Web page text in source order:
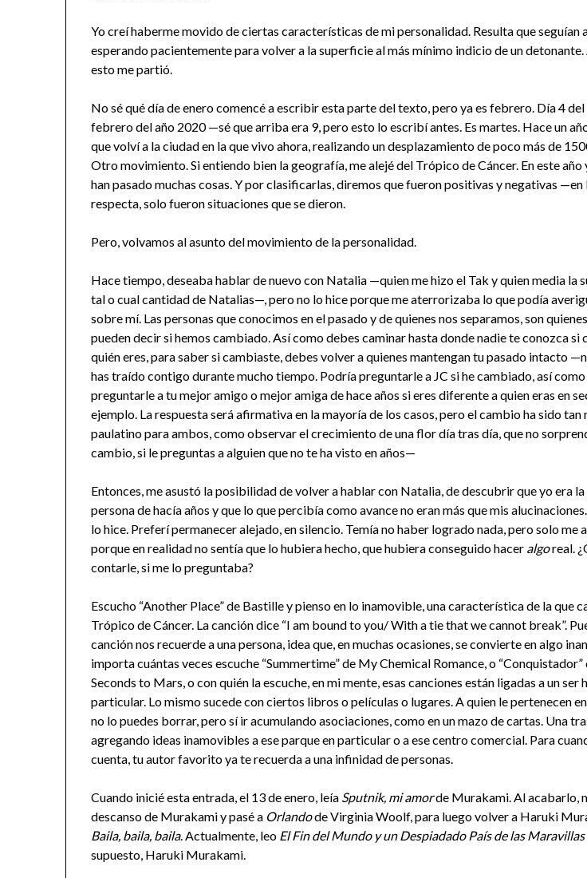
Yo creí haberme movido de ciertas características de mi personalidad. Resulta que seguían
esperando pacientemente para volver a la superficie al más mínimo indicio de un
esto me partió.
No sé qué día de enero comencé a escribir esta parte del texto, pero ya es febrero. Día 4 del
febrero del año 2020 —sé que arriba era 9, pero esto lo escribí antes. Es martes. Hace un
que volví a la ciudad en la que vivo ahora, realizando un desplazamiento de poco más de
Otro movimiento. Si entiendo bien la geografía, me alejé del Trópico de Cáncer. En este año
han pasado muchas cosas. Y por clasificarlas, diremos que fueron positivas y negativas —en
respecta, solo fueron situaciones que se dieron.
Pero, volvamos al asunto del movimiento de la personalidad.
Hace tiempo, deseaba hablar de nuevo con Natalia —quien me hizo el Tak y quien media la
tal o cual cantidad de Natalias—, pero no lo hice porque me aterrorizaba lo que podía
sobre mí. Las personas que conocimos en el pasado y de quienes nos separamos, son
pueden decir si hemos cambiado. Así como debes caminar hasta donde nadie te conozca si
quién eres, para saber si cambiaste, debes volver a quienes mantengan tu pasado intacto
has traído contigo durante mucho tiempo. Podría preguntarle a JC si he cambiado, así
preguntarle a tu mejor amigo o mejor amiga de hace años si eres diferente a quien eras en
ejemplo. La respuesta será afirmativa en la mayoría de los casos, pero el cambio ha sido tan
paulatino para ambos, como observar el crecimiento de una flor día tras día, que no
cambio, si le preguntas a alguien que no te ha visto en años—
Entonces, me asustó la posibilidad de volver a hablar con Natalia, de descubrir que yo era
persona de hacía años y que lo que percibía como avance no eran más que mis
lo hice. Preferí permanecer alejado, en silencio. Temía no haber logrado nada, pero solo me
porque en realidad no sentía que lo hubiera hecho, que hubiera conseguido hacer algoreal.
contarle, si me lo preguntaba?
Escucho “Another Place” de Bastille y pienso en lo inamovible, una característica de la que
Trópico de Cáncer. La canción dice “I am bound to you/ With a tie that we cannot break”.
canción nos recuerde a una persona, idea que, en muchas ocasiones, se convierte en algo
importa cuántas veces escuche “Summertime” de My Chemical Romance, o
Seconds to Mars, o con quién la escuche, en mi mente, esas canciones están ligadas a un ser
particular. Lo mismo sucede con ciertos libros o películas o lugares. A quien le pertenecen
no lo puedes borrar, pero sí ir acumulando asociaciones, como en un mazo de cartas. Una
agregando ideas inamovibles a ese parque en particular o a ese centro comercial. Para
cuenta, tu autor favorito ya te recuerda a una infinidad de personas.
Cuando inicié esta entrada, el 13 de enero, leía Sputnik, mi amorde Murakami. Al acabarlo,
descanso de Murakami y pasé a Orlandode Virginia Woolf, para luego volver a Haruki
Baila, baila, baila. Actualmente, leo El Fin del Mundo y un Despiadado País de las Maravillas
supuesto, Haruki Murakami.